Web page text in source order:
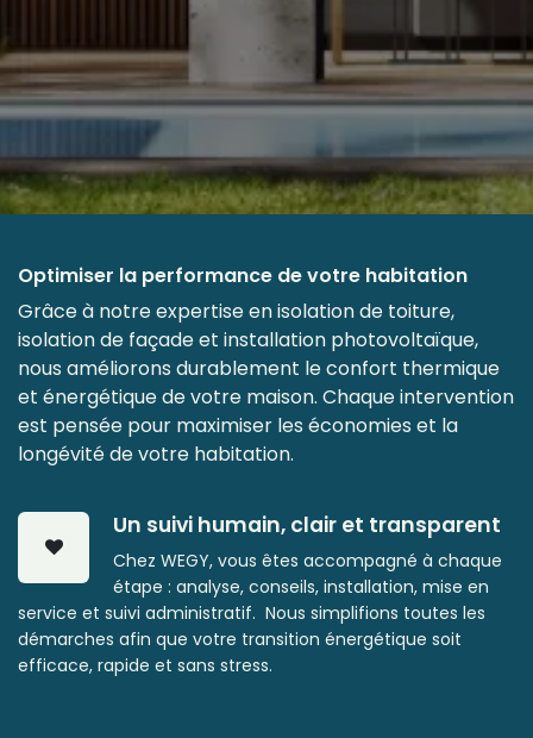
Optimiser la performance de votre habitation
​Grâce à notre expertise en isolation de toiture,
isolation de façade et installation photovoltaïque,
nous améliorons ​durablement le confort thermique
et énergétique de votre maison. Chaque intervention
est pensée pour maximiser les ​économies et la
longévité de votre habitation.
Un suivi humain, clair et transparent
Chez WEGY, vous êtes accompagné à chaque
étape : analyse, conseils, installation, mise en
service et suivi administratif. Nous simplifions toutes les
démarches afin que votre transition ​énergétique soit
efficace, rapide et sans stress.